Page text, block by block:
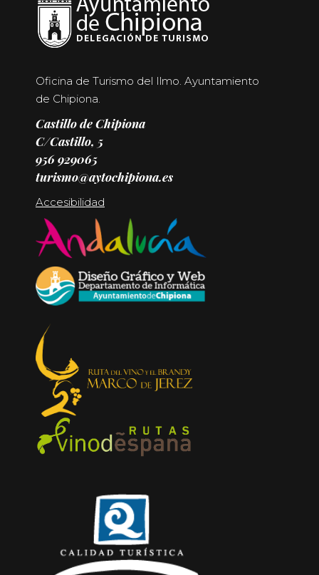
Oficina de Turismo del Ilmo. Ayuntamiento
de Chipiona.
Castillo de Chipiona
C/Castillo, 5
956 929065
turismo@aytochipiona.es
Accesibilidad